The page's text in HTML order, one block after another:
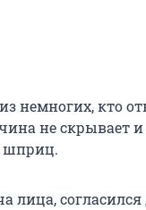
немногих, кто
не скрывает и
шприц.
лица,